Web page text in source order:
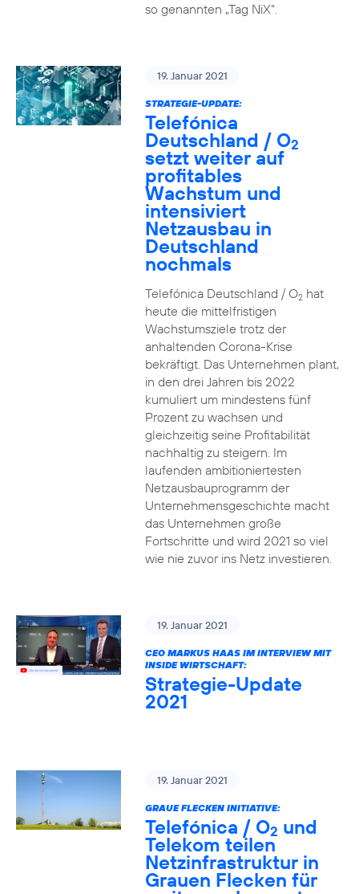
so genannten „Tag NiX“.
19. Januar 2021
STRATEGIE-UPDATE:
Telefónica
Deutschland / O2
setzt weiter auf
profitables
Wachstum und
intensiviert
Netzausbau in
Deutschland
nochmals
Telefónica Deutschland / O2hat
heute die mittelfristigen
Wachstumsziele trotz der
anhaltenden Corona-Krise
bekräftigt. Das Unternehmen plant,
in den drei Jahren bis 2022
kumuliert um mindestens fünf
Prozent zu wachsen und
gleichzeitig seine Profitabilität
nachhaltig zu steigern. Im
laufenden ambitioniertesten
Netzausbauprogramm der
Unternehmensgeschichte macht
das Unternehmen große
Fortschritte und wird 2021 so viel
wie nie zuvor ins Netz investieren.
19. Januar 2021
CEO MARKUS HAAS IM INTERVIEW MIT
INSIDE WIRTSCHAFT:
Strategie-Update
2021
19. Januar 2021
GRAUE FLECKEN INITIATIVE:
Telefónica / O2 und
Telekom teilen
Netzinfrastruktur in
Grauen Flecken für